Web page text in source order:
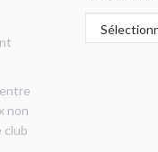
non
club
Tous les